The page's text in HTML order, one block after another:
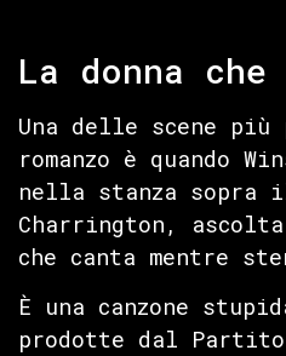
La donna che
Una delle scene più
romanzo è quando
nella stanza sopra
Charrington,
che canta mentre
È una canzone
prodotte dal